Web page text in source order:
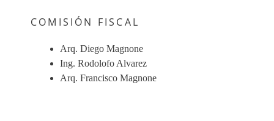
COMISIÓN FISCAL
Arq. Diego Magnone
Ing. Rodolofo Alvarez
Arq. Francisco Magnone